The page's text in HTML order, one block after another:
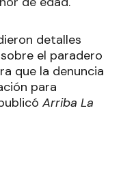
detalles
el paradero
que la denuncia
para
Arriba La